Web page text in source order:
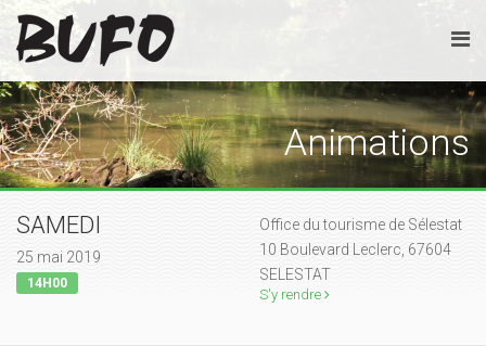
Animations
SAMEDI
25 mai 2019
14H00
Office du tourisme de Sélestat
10 Boulevard Leclerc, 67604
SELESTAT
S'y rendre